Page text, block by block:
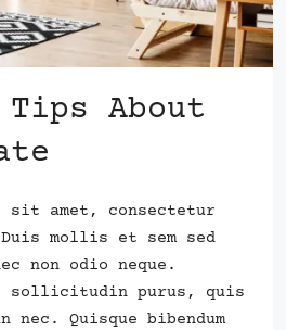
About
sit amet, consectetur
mollis et sem sed
non odio neque.
sollicitudin purus, quis
nec. Quisque bibendum